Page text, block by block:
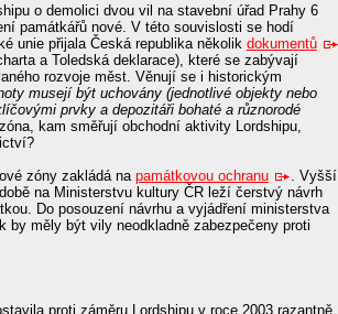
o demolici dvou vil na stavební úřad Prahy 6
památkářů nové. V této souvislosti se hodí
unie přijala Česká republika několik dokumentů
a Toledská deklarace), které se zabývají
rozvoje měst. Věnují se i historickým
musejí být uchovány (jednotlivé objekty nebo
prvky a depozitáři bohaté a různorodé
kam směřují obchodní aktivity Lordshipu,
zóny zakládá na památkovou ochranu
. Vyšší
na Ministerstvu kultury ČR leží čerstvý návrh
Do posouzení návrhu a vyjádření ministerstva
by měly být vily neodkladně zabezpečeny proti
proti záměru Lordshipu v roce 2003 razantně,